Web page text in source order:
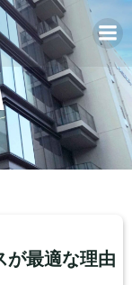
が最適な理由